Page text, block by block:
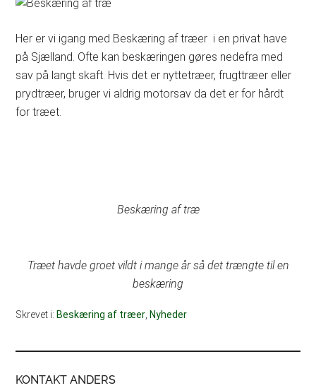
Her er vi igang med Beskæring af træer i en privat have
på Sjælland. Ofte kan beskæringen gøres nedefra med
sav på langt skaft. Hvis det er nyttetræer, frugttræer eller
prydtræer, bruger vi aldrig motorsav da det er for hårdt
for træet.
Beskæring af træ
Træet havde groet vildt i mange år så det trængte til en
beskæring
Skrevet i: Beskæring af træer, Nyheder
KONTAKT ANDERS